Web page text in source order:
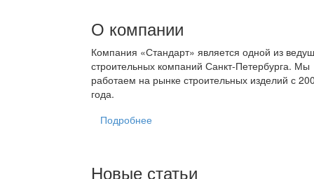
О компании
Компания «Стандарт» является одной из
строительных компаний Санкт-Петербурга. Мы
работаем на рынке строительных изделий с
года.
Подробнее
Новые статьи